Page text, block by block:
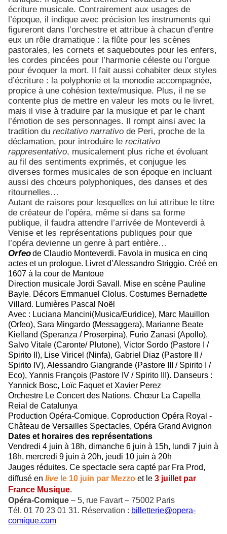
écriture musicale. Contrairement aux usages de
l’époque, il indique avec précision les instruments qui
figureront dans l’orchestre et attribue à chacun d’entre
eux un rôle dramatique : la flûte pour les scènes
pastorales, les cornets et saqueboutes pour les enfers,
les cordes pincées pour l’harmonie céleste ou l’orgue
pour évoquer la mort. Il fait aussi cohabiter deux styles
d’écriture : la polyphonie et la monodie accompagnée,
propice à une cohésion texte/musique. Plus, il ne se
contente plus de mettre en valeur les mots ou le livret,
mais il vise à traduire par la musique et par le chant
l’émotion de ses personnages. Il rompt ainsi avec la
tradition du recitativo narrativo de Peri, proche de la
déclamation, pour introduire le recitativo
rappresentativo, musicalement plus riche et évoluant
au fil des sentiments exprimés, et conjugue les
diverses formes musicales de son époque en incluant
aussi des chœurs polyphoniques, des danses et des
ritournelles…
Autant de raisons pour lesquelles on lui attribue le titre
de créateur de l’opéra, même si dans sa forme
publique, il faudra attendre l’arrivée de Monteverdi à
Venise et les représentations publiques pour que
l’opéra devienne un genre à part entière…
Orfeode Claudio Monteverdi. Favola in musica en cinq
actes et un prologue. Livret d’Alessandro Striggio. Créé en
1607 à la cour de Mantoue
Direction musicale Jordi Savall . Mise en scène Pauline
Bayle. Décors Emmanuel Clolus. Costumes Bernadette
Villard. Lumières Pascal Noël
Avec : Luciana Mancini(Musica/Euridice), Marc Mauillon
(Orfeo), Sara Mingardo (Messaggera), Marianne Beate
Kielland (Speranza / Proserpina), Furio Zanasi (Apollo),
Salvo Vitale (Caronte/ Plutone), Victor Sordo (Pastore I /
Spirito II), Lise Viricel (Ninfa), Gabriel Diaz (Pastore II /
Spirito IV), Alessandro Giangrande (Pastore III / Spirito I /
Eco), Yannis François (Pastore IV / Spirito III). Danseurs :
Yannick Bosc, Loïc Faquet et Xavier Perez
Orchestre Le Concert des Nations. Chœur La Capella
Reial de Catalunya
Production Opéra-Comique. Coproduction Opéra Royal -
Château de Versailles Spectacles, Opéra Grand Avignon
Dates et horaires des représentations
Vendredi 4 juin à 18h, dimanche 6 juin à 15h, lundi 7 juin à
18h, mercredi 9 juin à 20h, jeudi 10 juin à 20h
Jauges réduites. Ce spectacle sera capté par Fra Prod,
diffusé en live le 10 juin par Mezzo et le 3 juillet par
France Musique.
Opéra-Comique – 5, rue Favart – 75002 Paris
Tél. 01 70 23 01 31. Réservation : billetterie@opera-
comique.com